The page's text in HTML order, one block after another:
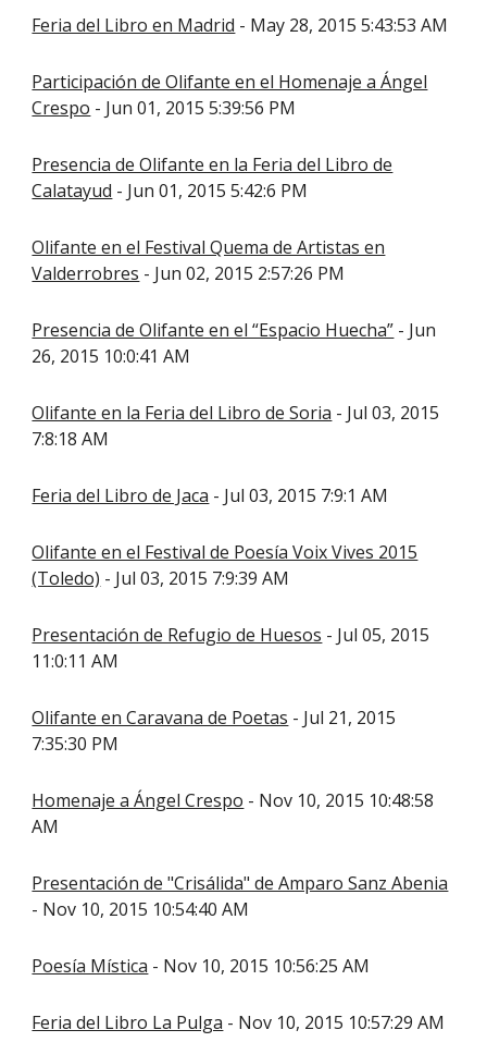
Feria del Libro en Madrid - May 28, 2015 5:43:53 AM
Participación de Olifante en el Homenaje a Ángel
Crespo - Jun 01, 2015 5:39:56 PM
Presencia de Olifante en la Feria del Libro de
Calatayud - Jun 01, 2015 5:42:6 PM
Olifante en el Festival Quema de Artistas en
Valderrobres - Jun 02, 2015 2:57:26 PM
Presencia de Olifante en el “Espacio Huecha” - Jun
26, 2015 10:0:41 AM
Olifante en la Feria del Libro de Soria - Jul 03, 2015
7:8:18 AM
Feria del Libro de Jaca - Jul 03, 2015 7:9:1 AM
Olifante en el Festival de Poesía Voix Vives 2015
(Toledo) - Jul 03, 2015 7:9:39 AM
Presentación de Refugio de Huesos - Jul 05, 2015
11:0:11 AM
Olifante en Caravana de Poetas - Jul 21, 2015
7:35:30 PM
Homenaje a Ángel Crespo - Nov 10, 2015 10:48:58
AM
Presentación de "Crisálida" de Amparo Sanz Abenia
- Nov 10, 2015 10:54:40 AM
Poesía Mística - Nov 10, 2015 10:56:25 AM
Feria del Libro La Pulga - Nov 10, 2015 10:57:29 AM